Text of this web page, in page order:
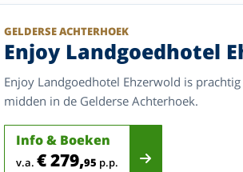
GELDERSE ACHTERHOEK
Enjoy Landgoedhotel
Enjoy Landgoedhotel Ehzerwold is
midden in de Gelderse Achterhoek.
Info & Boeken
v.a. € 279,95 p.p.